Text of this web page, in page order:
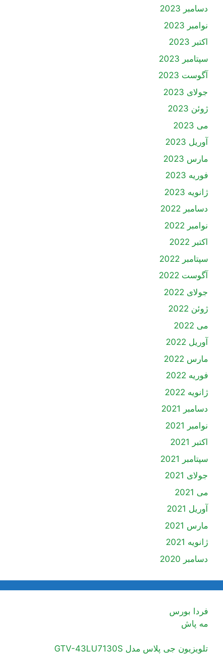
دسامبر 2023
نوامبر 2023
اکتبر 2023
سپتامبر 2023
آگوست 2023
جولای 2023
ژوئن 2023
می 2023
آوریل 2023
مارس 2023
فوریه 2023
ژانویه 2023
دسامبر 2022
نوامبر 2022
اکتبر 2022
سپتامبر 2022
آگوست 2022
جولای 2022
ژوئن 2022
می 2022
آوریل 2022
مارس 2022
فوریه 2022
ژانویه 2022
دسامبر 2021
نوامبر 2021
اکتبر 2021
سپتامبر 2021
جولای 2021
می 2021
آوریل 2021
مارس 2021
ژانویه 2021
دسامبر 2020
فردا بورس
مه پاش
تلویزیون جی پلاس مدل GTV-43LU7130S